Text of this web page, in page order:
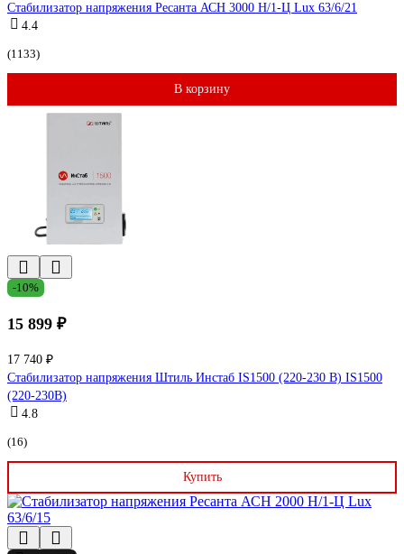
Стабилизатор напряжения Ресанта АСН 3000 Н/1-Ц Lux 63/6/21
4.4
(1133)
В корзину
-10%
15 899 ₽
17 740 ₽
Стабилизатор напряжения Штиль Инстаб IS1500 (220-230 В) IS1500
(220-230В)
4.8
(16)
Купить